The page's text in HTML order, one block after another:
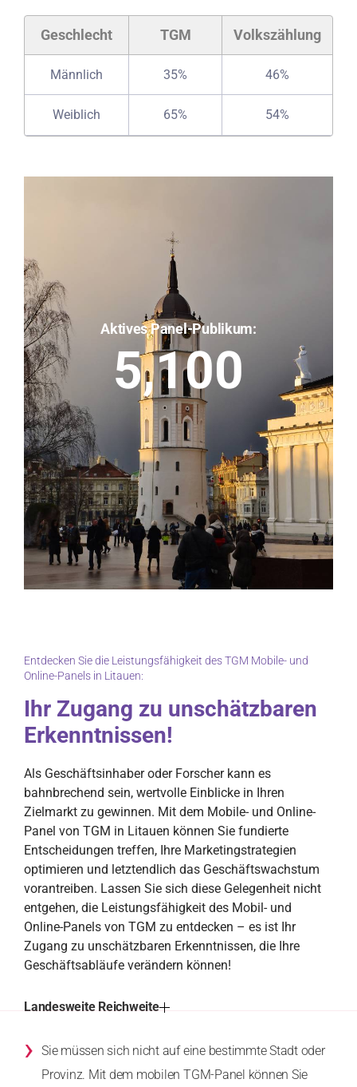
Geschlecht TGM Volkszählung
Männlich 35% 46%
Weiblich 65% 54%
Aktives Panel-Publikum:
5,100
Entdecken Sie die Leistungsfähigkeit des TGM Mobile- und
Online-Panels in Litauen:
Ihr Zugang zu unschätzbaren
Erkenntnissen!
Als Geschäftsinhaber oder Forscher kann es
bahnbrechend sein, wertvolle Einblicke in Ihren
Zielmarkt zu gewinnen. Mit dem Mobile- und Online-
Panel von TGM in Litauen können Sie fundierte
Entscheidungen treffen, Ihre Marketingstrategien
optimieren und letztendlich das Geschäftswachstum
vorantreiben. Lassen Sie sich diese Gelegenheit nicht
entgehen, die Leistungsfähigkeit des Mobil- und
Online-Panels von TGM zu entdecken – es ist Ihr
Zugang zu unschätzbaren Erkenntnissen, die Ihre
Geschäftsabläufe verändern können!
Landesweite Reichweite
› Sie müssen sich nicht auf eine bestimmte Stadt oder
Provinz. Mit dem mobilen TGM-Panel können Sie